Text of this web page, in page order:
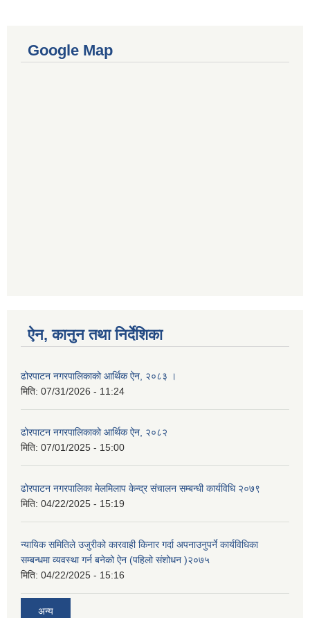
Google Map
ऐन, कानुन तथा निर्देशिका
ढोरपाटन नगरपालिकाको आर्थिक ऐन, २०८३ ।
मिति: 07/31/2026 - 11:24
ढोरपाटन नगरपालिकाको आर्थिक ऐन, २०८२
मिति: 07/01/2025 - 15:00
ढोरपाटन नगरपालिका मेलमिलाप केन्द्र संचालन सम्बन्धी कार्यविधि २०७९
मिति: 04/22/2025 - 15:19
न्यायिक समितिले उजुरीको कारवाही किनार गर्दा अपनाउनुपर्ने कार्यविधिका
सम्बन्धमा व्यवस्था गर्न बनेको ऐन (पहिलो संशोधन )२०७५
मिति: 04/22/2025 - 15:16
अन्य